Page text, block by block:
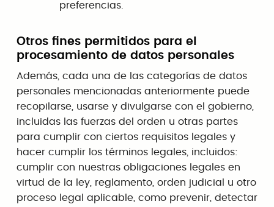
preferencias.
Otros fines permitidos para el
procesamiento de datos personales
Además, cada una de las categorías de datos
personales mencionadas anteriormente puede
recopilarse, usarse y divulgarse con el gobierno,
incluidas las fuerzas del orden u otras partes
para cumplir con ciertos requisitos legales y
hacer cumplir los términos legales, incluidos:
cumplir con nuestras obligaciones legales en
virtud de la ley, reglamento, orden judicial u otro
proceso legal aplicable, como prevenir, detectar